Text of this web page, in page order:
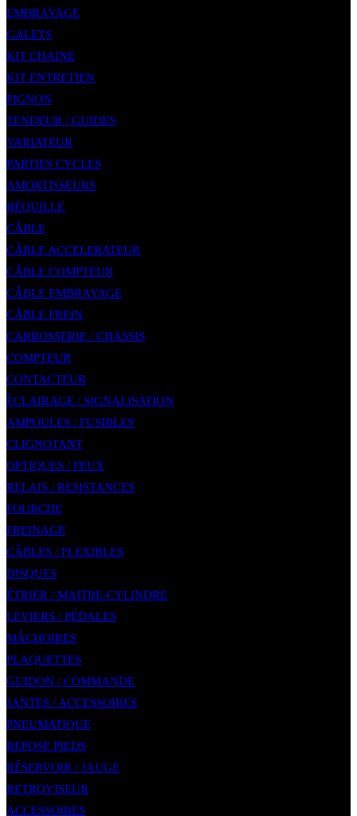
EMBRAYAGE
GALETS
KIT CHAINE
KIT ENTRETIEN
PIGNON
TENDEUR / GUIDES
VARIATEUR
PARTIES CYCLES
AMORTISSEURS
BÉQUILLE
CÂBLE
CÂBLE ACCELERATEUR
CÂBLE COMPTEUR
CÂBLE EMBRAYAGE
CÂBLE FREIN
CARROSSERIE / CHASSIS
COMPTEUR
CONTACTEUR
ÉCLAIRAGE / SIGNALISATION
AMPOULES / FUSIBLES
CLIGNOTANT
OPTIQUES / FEUX
RELAIS / RESISTANCES
FOURCHE
FREINAGE
CÂBLES / FLEXIBLES
DISQUES
ÉTRIER / MAITRE-CYLINDRE
LEVIERS / PÉDALES
MÂCHOIRES
PLAQUETTES
GUIDON / COMMANDE
JANTES / ACCESSOIRES
PNEUMATIQUE
REPOSE PIEDS
RÉSERVOIR / JAUGE
RETROVISEUR
ACCESSOIRES